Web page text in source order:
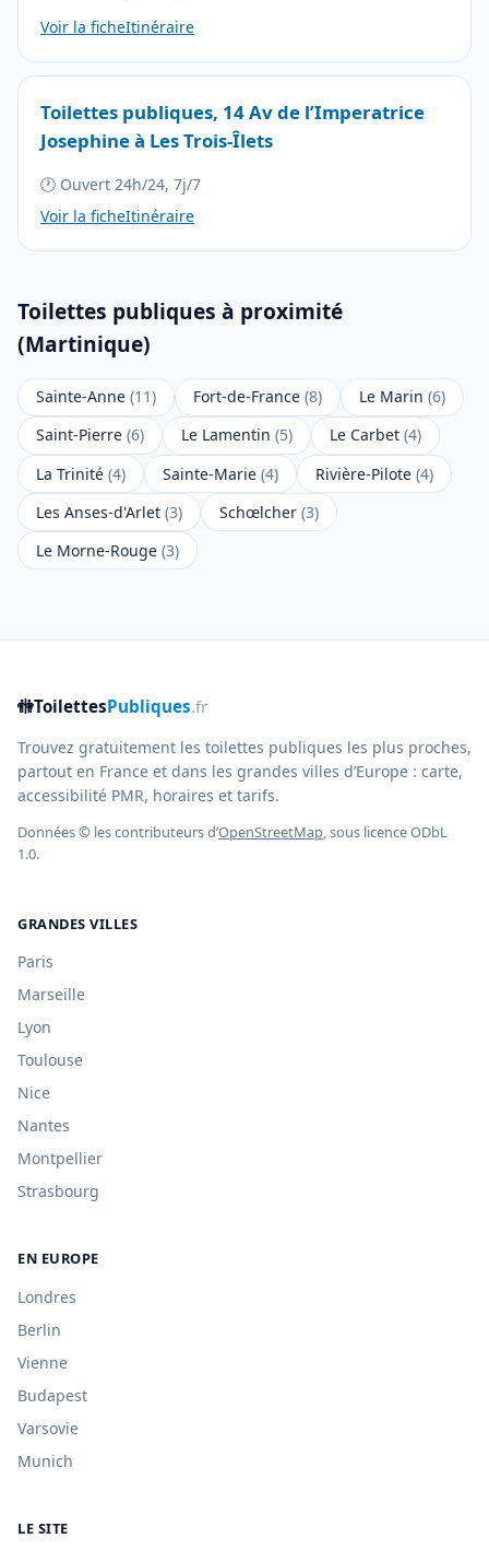
Voir la ficheItinéraire
Toilettes publiques, 14 Av de l’Imperatrice
Josephine à Les Trois-Îlets
🕐 Ouvert 24h/24, 7j/7
Voir la ficheItinéraire
Toilettes publiques à proximité
(Martinique)
Sainte-Anne (11) Fort-de-France (8) Le Marin (6)
Saint-Pierre (6) Le Lamentin (5) Le Carbet (4)
La Trinité (4) Sainte-Marie (4) Rivière-Pilote (4)
Les Anses-d'Arlet (3) Schœlcher (3)
Le Morne-Rouge (3)
🚻ToilettesPubliques.fr
Trouvez gratuitement les toilettes publiques les plus proches,
partout en France et dans les grandes villes d’Europe : carte,
accessibilité PMR, horaires et tarifs.
Données © les contributeurs d’OpenStreetMap, sous licence ODbL
1.0.
GRANDES VILLES
Paris
Marseille
Lyon
Toulouse
Nice
Nantes
Montpellier
Strasbourg
EN EUROPE
Londres
Berlin
Vienne
Budapest
Varsovie
Munich
LE SITE